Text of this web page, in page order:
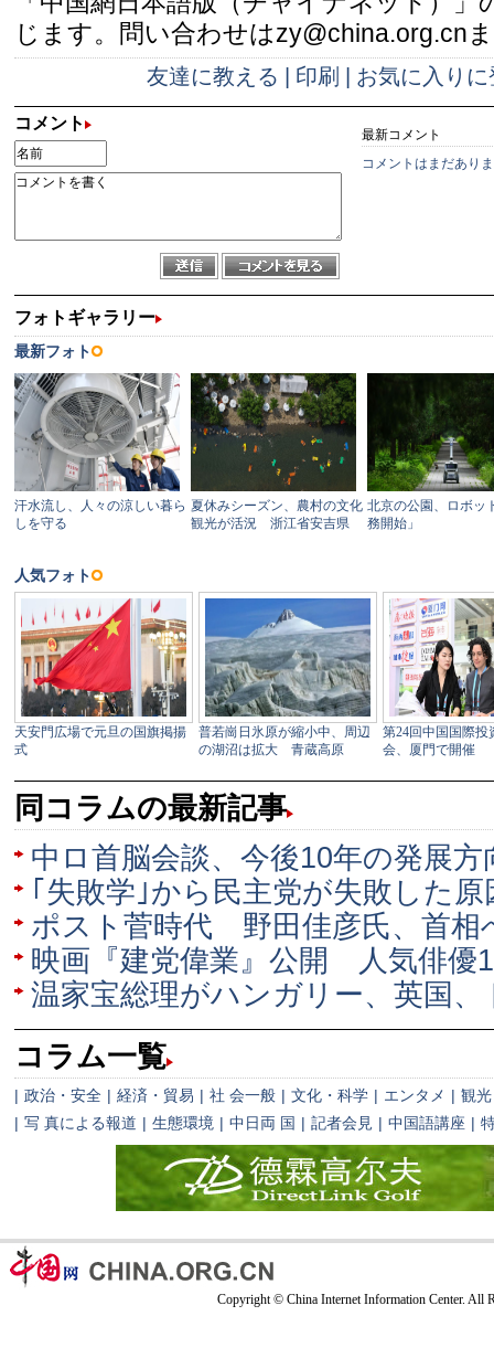
じます。問い合わせはzy@china.org.cn
友達に教える 印刷 お気に入りに
コメント
最新コメント
コメントはまだあり
同コラムの最新記事
中ロ首脳会談、今後10年の発展
｢失敗学｣から民主党が失敗した
ポスト菅時代 野田佳彦氏、首相
映画『建党偉業』公開 人気俳優
温家宝総理がハンガリー、英国
コラム一覧
| 政治・安全 | 経済・貿易 | 社 会一般 | 文化・科学 | エンタメ | 観光
| 写 真による報道 | 生態環境 | 中日両 国 | 記者会見 | 中国語講座 |